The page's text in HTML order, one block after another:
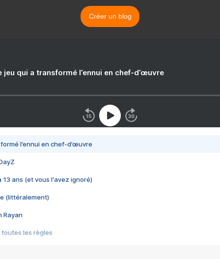
Créer un blog
jeu qui a transformé l’ennui en chef-d’œuvre
l’ennui en chef-d’œuvre
13 ans (et vous l'avez ignoré)
(littéralement)
Rayan
toutes les règles